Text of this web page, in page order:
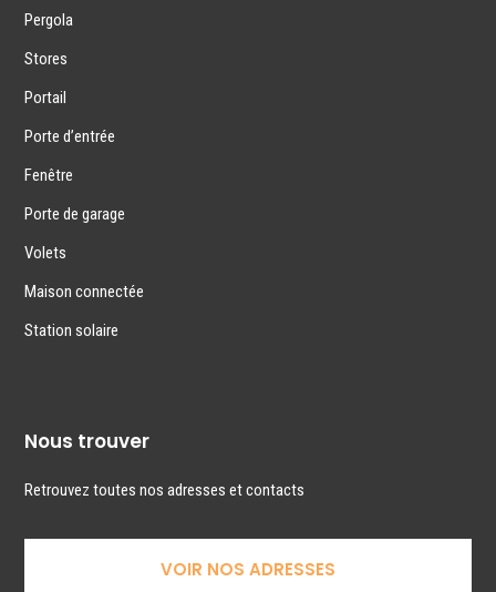
Pergola
Stores
Portail
Porte d’entrée
Fenêtre
Porte de garage
Volets
Maison connectée
Station solaire
Nous trouver
Retrouvez toutes nos adresses et contacts
VOIR NOS ADRESSES